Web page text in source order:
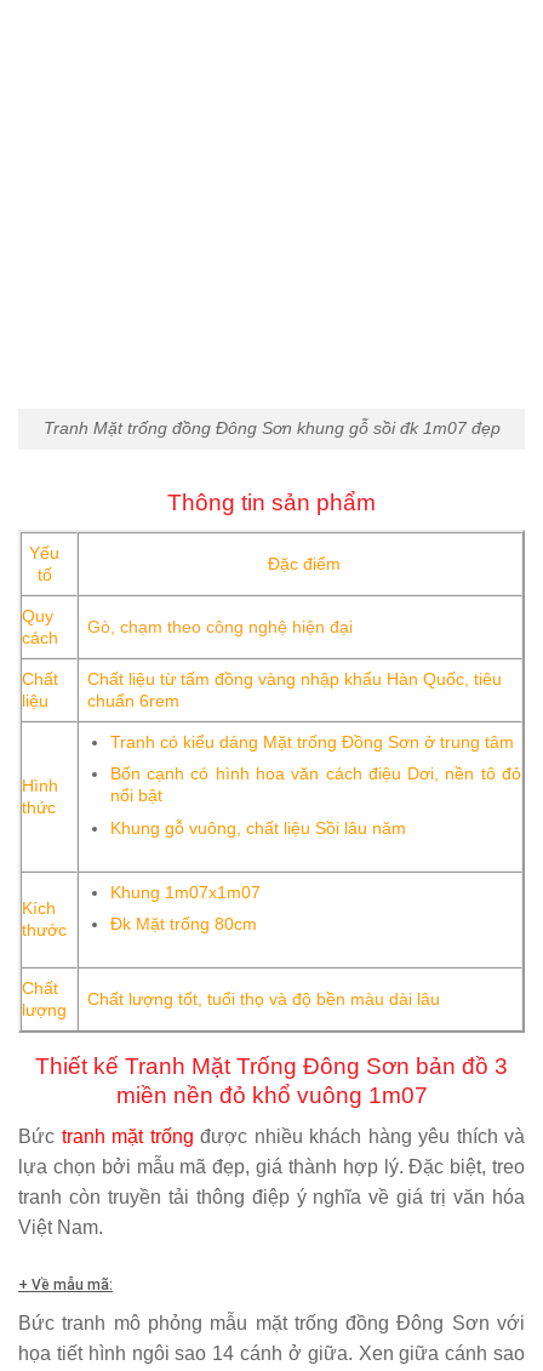
Tranh Mặt trống đồng Đông Sơn khung gỗ sồi đk 1m07 đẹp
Thông tin sản phẩm
Yếu
tố
Đặc điểm
Quy
cách
Gò, chạm theo công nghệ hiện đại
Chất
liệu
Chất liệu từ tấm đồng vàng nhập khẩu Hàn Quốc, tiêu
chuẩn 6rem
Hình
thức
Tranh có kiểu dáng Mặt trống Đồng Sơn ở trung tâm
Bốn cạnh có hình hoa văn cách điệu Dơi, nền tô đỏ
nổi bật
Khung gỗ vuông, chất liệu Sồi lâu năm
Kích
thước
Khung 1m07x1m07
Đk Mặt trống 80cm
Chất
lượng
Chất lượng tốt, tuổi thọ và độ bền màu dài lâu
Thiết kế Tranh Mặt Trống Đông Sơn bản đồ 3
miền nền đỏ khổ vuông 1m07
Bức tranh mặt trống được nhiều khách hàng yêu thích và
lựa chọn bởi mẫu mã đẹp, giá thành hợp lý. Đặc biệt, treo
tranh còn truyền tải thông điệp ý nghĩa về giá trị văn hóa
Việt Nam.
+ Về mẫu mã:
Bức tranh mô phỏng mẫu mặt trống đồng Đông Sơn với
họa tiết hình ngôi sao 14 cánh ở giữa. Xen giữa cánh sao